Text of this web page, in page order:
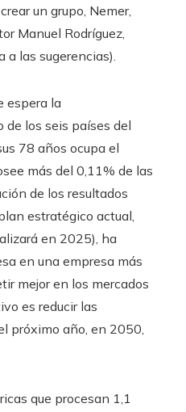
un grupo, Nemer,
Manuel Rodríguez,
a las sugerencias).
espera la
de los seis países del
78 años ocupa el
más del 0,11% de las
de los resultados
estratégico actual,
en 2025), ha
en una empresa más
mejor en los mercados
es reducir las
próximo año, en 2050,
que procesan 1,1